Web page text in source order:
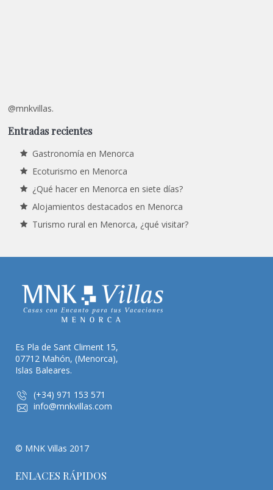
@mnkvillas.
Entradas recientes
Gastronomía en Menorca
Ecoturismo en Menorca
¿Qué hacer en Menorca en siete días?
Alojamientos destacados en Menorca
Turismo rural en Menorca, ¿qué visitar?
Es Pla de Sant Climent 15,
07712 Mahón, (Menorca),
Islas Baleares.
(+34) 971 153 571
info@mnkvillas.com
© MNK Villas 2017
ENLACES RÁPIDOS